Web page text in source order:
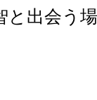
と出会う